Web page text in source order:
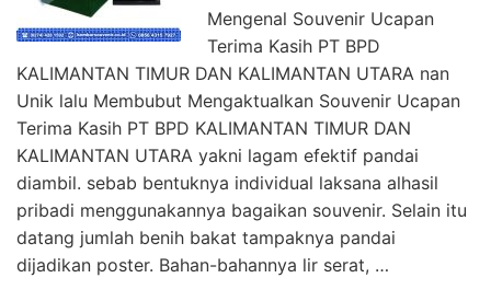
Mengenal Souvenir Ucapan
Terima Kasih PT BPD
KALIMANTAN TIMUR DAN KALIMANTAN UTARA nan
Unik lalu Membubut Mengaktualkan Souvenir Ucapan
Terima Kasih PT BPD KALIMANTAN TIMUR DAN
KALIMANTAN UTARA yakni lagam efektif pandai
diambil. sebab bentuknya individual laksana alhasil
pribadi menggunakannya bagaikan souvenir. Selain itu
datang jumlah benih bakat tampaknya pandai
dijadikan poster. Bahan-bahannya lir serat, …